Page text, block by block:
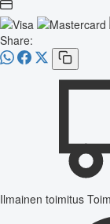
Share:
Ilmainen toimitus